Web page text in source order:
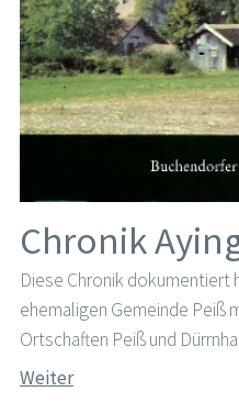
Chronik
Diese Chronik dokumentiert
ehemaligen Gemeinde Peiß
Ortschaften Peiß und
Weiter